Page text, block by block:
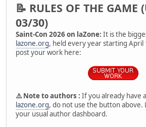
📝 RULES OF THE GAME
03/30)
Saint-Con 2026 on laZone: It is the
lazone.org, held every year starting April
post your work here:
⚠️ Note to authors : If you already have
lazone.org, do not use the button above.
your usual author dashboard.